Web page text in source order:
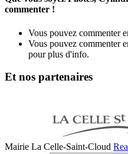
commenter !
Vous pouvez commenter
Vous pouvez commenter
pour plus d'info.
Et nos partenaires
Mairie La Celle-Saint-Cloud